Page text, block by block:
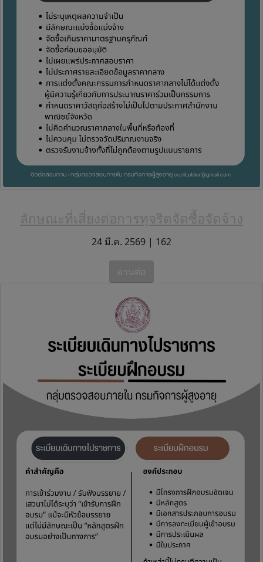
ลักษณะที่เสี่ยงต่อการทุจริตจัดซื้อจัดจ้าง
24 มี.ค. 2569 | 162
อ่านต่อ